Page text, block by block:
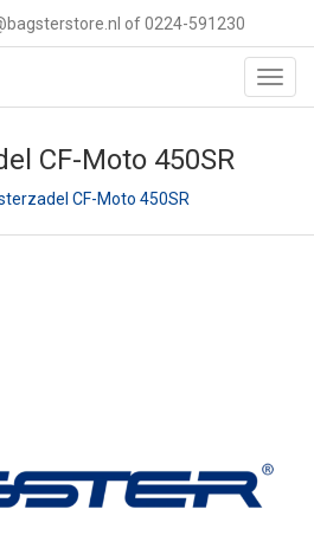
of 0224-591230
CF-Moto 450SR
CF-Moto 450SR